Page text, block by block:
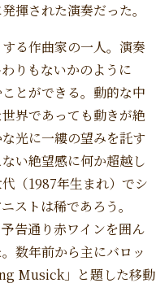
揮された演奏だった。
る作曲家の一人。演奏
りもないかのように
とができる。動的な中
界であっても動きが絶
光に一縷の望みを託す
い絶望感に何か超越し
（1987年生まれ）でシ
ストは稀であろう。
告通り赤ワインを囲ん
数年前から主にバロッ
Musick」と題した移動